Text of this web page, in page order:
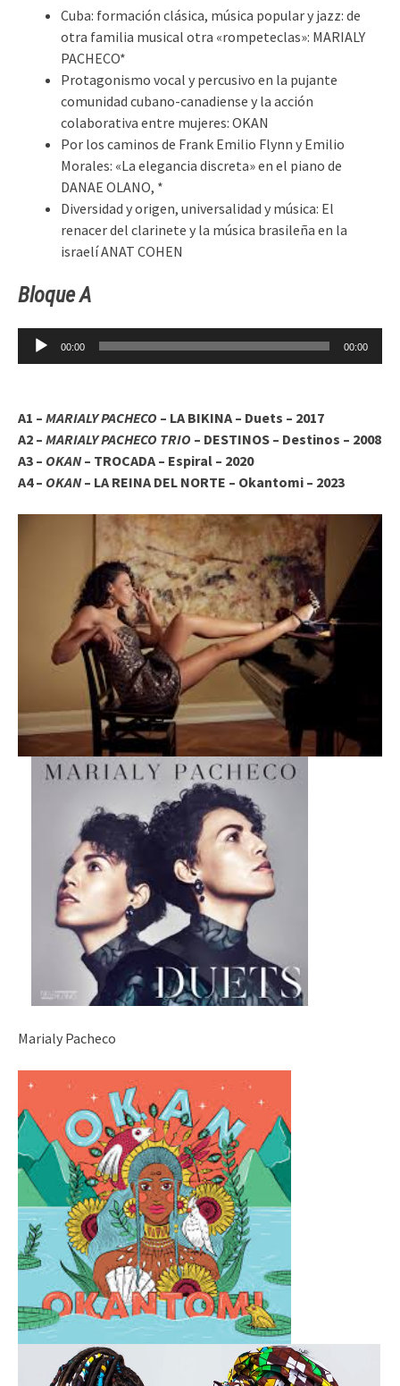
Cuba: formación clásica, música popular y jazz: de
otra familia musical otra «rompeteclas»: MARIALY
PACHECO*
Protagonismo vocal y percusivo en la pujante
comunidad cubano-canadiense y la acción
colaborativa entre mujeres: OKAN
Por los caminos de Frank Emilio Flynn y Emilio
Morales: «La elegancia discreta» en el piano de
DANAE OLANO, *
Diversidad y origen, universalidad y música: El
renacer del clarinete y la música brasileña en la
israelí ANAT COHEN
Bloque A
Reproductor
00:00 00:00
A1 – MARIALY PACHECO – LA BIKINA – Duets – 2017
A2 – MARIALY PACHECO TRIO – DESTINOS – Destinos – 2008
A3 – OKAN– TROCADA – Espiral – 2020
A4 – OKAN– LA REINA DEL NORTE – Okantomi – 2023
Marialy Pacheco